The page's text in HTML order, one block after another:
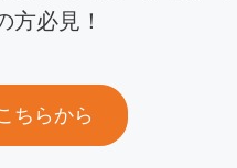
方必見！
ちらから